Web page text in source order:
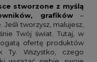
stworzone z myślą
grafików–
tworzysz, malujesz,
Twój świat. Tutaj, w
ofertę produktów
Ty. Wszystko, czego